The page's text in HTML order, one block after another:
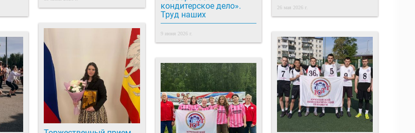
кондитерское дело».
Труд наших
9 июня 2026 г.
26 мая 2026 г.